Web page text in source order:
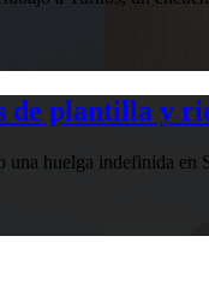
plantilla y
huelga indefinida en